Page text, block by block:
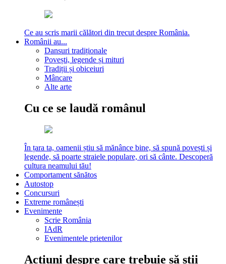
Ce au scris marii călători din trecut despre România.
Românii au...
Dansuri tradiționale
Povești, legende și mituri
Tradiții și obiceiuri
Mâncare
Alte arte
Cu ce se laudă românul
În țara ta, oamenii știu să mănânce bine, să spună povești și
legende, să poarte straiele populare, ori să cânte. Descoperă
cultura neamului tău!
Comportament sănătos
Autostop
Concursuri
Extreme românești
Evenimente
Scrie România
IAdR
Evenimentele prietenilor
Acțiuni despre care trebuie să știi